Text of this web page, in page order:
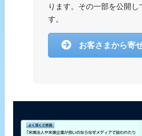
ります。その一部を公開し
す。
お客さまから寄